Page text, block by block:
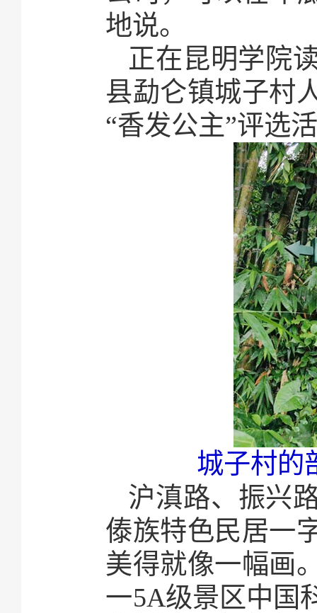
地说。
正在昆明学院
县勐仑镇城子村
“香发公主”评选
城子村的
沪滇路、振兴
傣族特色民居一
美得就像一幅画
一5A级景区中国